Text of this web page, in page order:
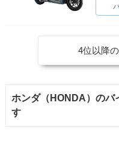
4位以降
ホンダ（HONDA）のバ
す